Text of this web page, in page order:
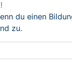
du einen
zu.